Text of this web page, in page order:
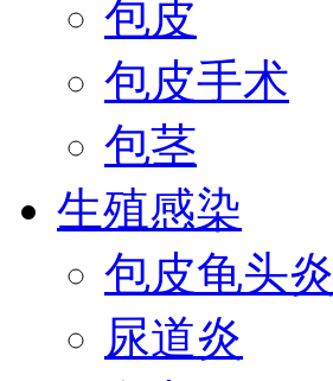
包皮
包皮手术
包茎
生殖感染
包皮龟头炎
尿道炎